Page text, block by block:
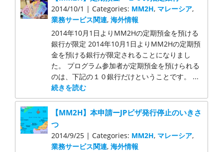
2014/10/1 | Categories: MM2H, マレーシア,
業務サービス関連,海外情報
2014年10月1日よりMM2Hの定期預金を預ける
銀行が限定 2014年10月1日よりMM2Hの定期預
金を預ける銀行が限定されることになりまし
た。 プログラム参加者が定期預金を預けられる
のは、下記の１０銀行だけということです。 ...
続きを読む
【MM2H】本申請ーJPビザ発行停止のいきさ
つ
2014/9/25 | Categories: MM2H, マレーシア,
業務サービス関連,海外情報